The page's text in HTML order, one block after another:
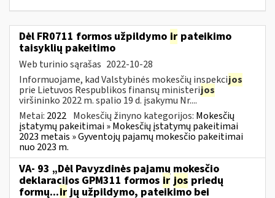
Dėl FR0711 formos užpildymo ir pateikimo
taisyklių pakeitimo
Web turinio sąrašas 2022-10-28
Informuojame, kad Valstybinės mokesčių inspekcijos
prie Lietuvos Respublikos finansų ministerijos
viršininko 2022 m. spalio 19 d. įsakymu Nr....
Metai: 2022 Mokesčių žinyno kategorijos: Mokesčių
įstatymų pakeitimai » Mokesčių įstatymų pakeitimai
2023 metais » Gyventojų pajamų mokesčio pakeitimai
nuo 2023 m.
VA- 93 „Dėl Pavyzdinės pajamų mokesčio
deklaracijos GPM311 formos ir jos priedų
formų...irjų užpildymo, pateikimo bei